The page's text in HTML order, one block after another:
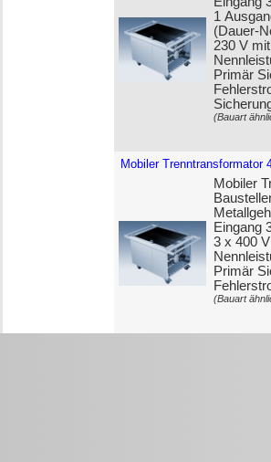
1
(Dauer-
230 V
Primär
(Bauart
Mobiler Trenntransformator
Mobiler
Eingang
3 x 400
Primär
(Bauart